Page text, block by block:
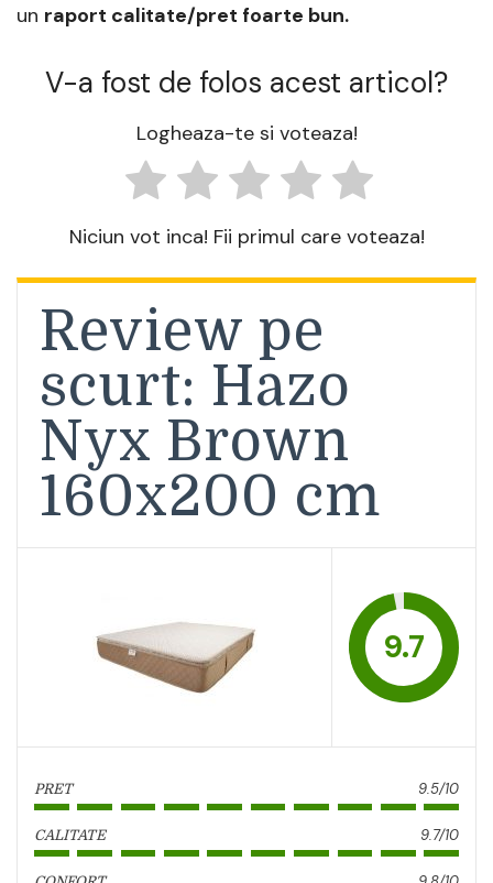
un raport calitate/pret foarte bun.
V-a fost de folos acest articol?
Logheaza-te si voteaza!
Niciun vot inca! Fii primul care voteaza!
Review pe
scurt: Hazo
Nyx Brown
160x200 cm
9.7
PRET 9.5/10
CALITATE 9.7/10